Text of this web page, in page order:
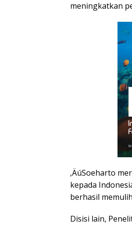
meningkatkan
‚ÄúSoeharto
kepada
berhasil
Disisi lain,